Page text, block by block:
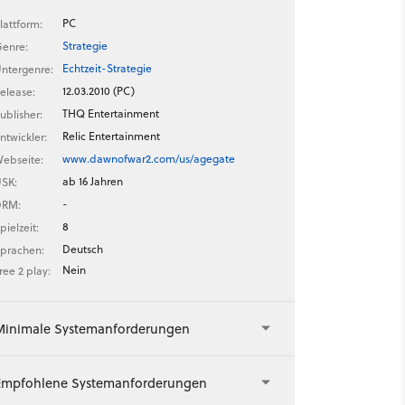
PC
Strategie
Echtzeit-Strategie
12.03.2010 (PC)
THQ Entertainment
Relic Entertainment
www.dawnofwar2.com/us/agegate
ab 16 Jahren
-
8
Deutsch
2 play:
Nein
Systemanforderungen
Systemanforderungen